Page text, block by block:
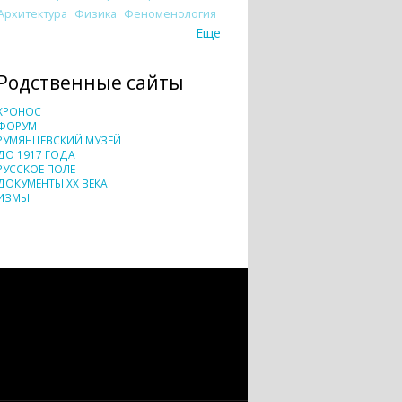
Физика Феноменология
Еще
сайты
МУЗЕЙ
1917 ГОДА
ПОЛЕ
XX ВЕКА